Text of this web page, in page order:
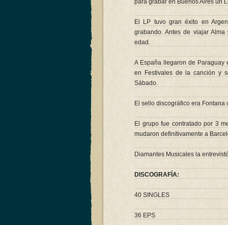
para grabar en Buenos Aires un
El LP tuvo gran éxito en
grabando. Antes de viajar
edad.
A España llegaron de
en Festivales de la canción y
Sábado.
El sello discográfico era
El grupo fue contratado por 3
mudaron definitivamente a
Diamantes Musicales la
DISCOGRAFÍA:
40 SINGLES
36 EPS